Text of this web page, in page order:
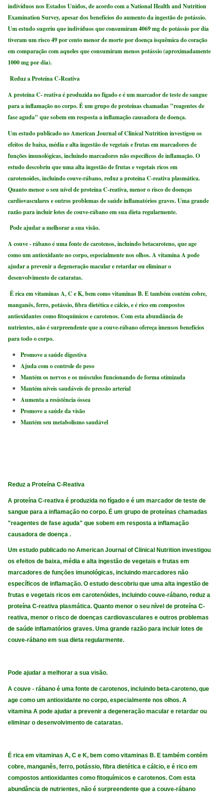
indivíduos nos Estados Unidos, de acordo com a National Health and Nutrition
Examination Survey, apesar dos benefícios do aumento da ingestão de potássio.
Um estudo sugeriu que indivíduos que consumiram 4069 mg de potássio por dia
tiveram um risco 49 por cento menor de morte por doença isquêmica do coração
em comparação com aqueles que consumiram menos potássio (aproximadamente
1000 mg por dia).
Reduz a Proteína C-Reativa
A proteína C- reativa é produzida no fígado e é um marcador de teste de sangue
para a inflamação no corpo. É um grupo de proteínas chamadas "reagentes de
fase aguda" que sobem em resposta a inflamação causadora de doença.
Um estudo publicado no American Journal of Clinical Nutrition investigou os
efeitos de baixa, média e alta ingestão de vegetais e frutas em marcadores de
funções imunológicas, incluindo marcadores não específicos de inflamação. O
estudo descobriu que uma alta ingestão de frutas e vegetais ricos em
carotenoides, incluindo couve-rábano, reduz a proteína C-reativa plasmática.
Quanto menor o seu nível de proteína C-reativa, menor o risco de doenças
cardiovasculares e outros problemas de saúde inflamatórios graves. Uma grande
razão para incluir lotes de couve-rábano em sua dieta regularmente.
Pode ajudar a melhorar a sua visão.
A couve - rábano é uma fonte de carotenos, incluindo betacaroteno, que age
como um antioxidante no corpo, especialmente nos olhos. A vitamina A pode
ajudar a prevenir a degeneração macular e retardar ou eliminar o
desenvolvimento de cataratas.
É rica em vitaminas A, C e K, bem como vitaminas B. E também contém cobre,
manganês, ferro, potássio, fibra dietética e cálcio, e é rico em compostos
antioxidantes como fitoquímicos e carotenos. Com esta abundância de
nutrientes, não é surpreendente que a couve-rábano ofereça imensos benefícios
para todo o corpo.
Promove a saúde digestiva
Ajuda com o controle de peso
Mantém os nervos e os músculos funcionando de forma otimizada
Mantém níveis saudáveis de pressão arterial
Aumenta a resistência óssea
Promove a saúde da visão
Mantém seu metabolismo saudável
Reduz a Proteína C-Reativa
A proteína C-reativa é produzida no fígado e é um marcador de teste de
sangue para a inflamação no corpo. É um grupo de proteínas chamadas
"reagentes de fase aguda" que sobem em resposta a inflamação
causadora de doença .
Um estudo publicado no American Journal of Clinical Nutrition investigou
os efeitos de baixa, média e alta ingestão de vegetais e frutas em
marcadores de funções imunológicas, incluindo marcadores não
específicos de inflamação. O estudo descobriu que uma alta ingestão de
frutas e vegetais ricos em carotenóides, incluindo couve-rábano, reduz a
proteína C-reativa plasmática. Quanto menor o seu nível de proteína C-
reativa, menor o risco de doenças cardiovasculares e outros problemas
de saúde inflamatórios graves. Uma grande razão para incluir lotes de
couve-rábano em sua dieta regularmente.
Pode ajudar a melhorar a sua visão.
A couve - rábano é uma fonte de carotenos, incluindo beta-caroteno, que
age como um antioxidante no corpo, especialmente nos olhos. A
vitamina A pode ajudar a prevenir a degeneração macular e retardar ou
eliminar o desenvolvimento de cataratas.
É rica em vitaminas A, C e K, bem como vitaminas B. E também contém
cobre, manganês, ferro, potássio, fibra dietética e cálcio, e é rico em
compostos antioxidantes como fitoquímicos e carotenos. Com esta
abundância de nutrientes, não é surpreendente que a couve-rábano